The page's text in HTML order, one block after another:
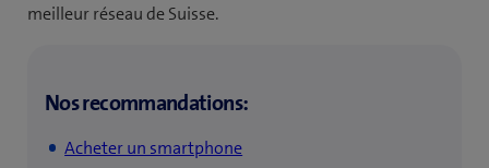
meilleur réseau de Suisse.
Nos recommandations:
Acheter un smartphone